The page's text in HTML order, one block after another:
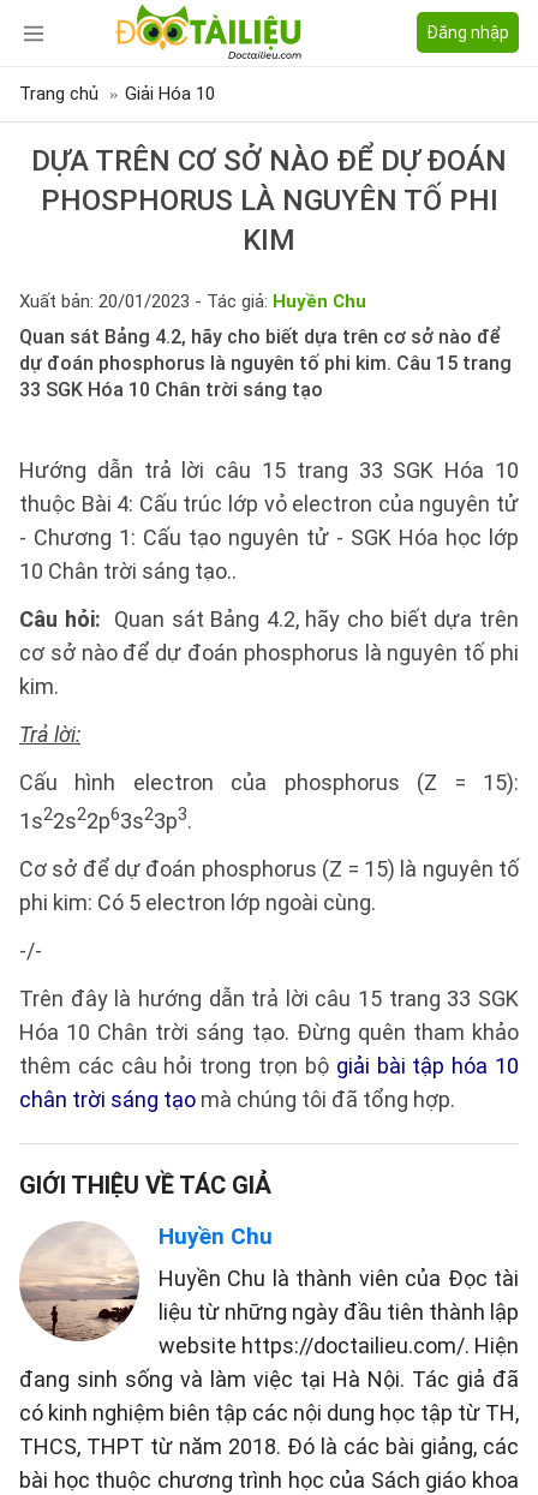
Đăng nhập
Trang chủ Giải Hóa 10
DỰA TRÊN CƠ SỞ NÀO ĐỂ DỰ ĐOÁN
PHOSPHORUS LÀ NGUYÊN TỐ PHI
KIM
Xuất bản: 20/01/2023 - Tác giả: Huyền Chu
Quan sát Bảng 4.2, hãy cho biết dựa trên cơ sở nào để
dự đoán phosphorus là nguyên tố phi kim. Câu 15 trang
33 SGK Hóa 10 Chân trời sáng tạo
Hướng dẫn trả lời câu 15 trang 33 SGK Hóa 10
thuộc Bài 4: Cấu trúc lớp vỏ electron của nguyên tử
- Chương 1: Cấu tạo nguyên tử - SGK Hóa học lớp
10 Chân trời sáng tạo..
Câu hỏi:
Quan sát Bảng 4.2, hãy cho biết dựa trên
cơ sở nào để dự đoán phosphorus là nguyên tố phi
kim.
Trả lời:
Cấu hình electron của phosphorus (Z = 15):
1s22s22p63s23p3.
Cơ sở để dự đoán phosphorus (Z = 15) là nguyên tố
phi kim: Có 5 electron lớp ngoài cùng.
-/-
Trên đây là hướng dẫn trả lời câu 15 trang 33 SGK
Hóa 10 Chân trời sáng tạo. Đừng quên tham khảo
thêm các câu hỏi trong trọn bộ giải bài tập hóa 10
chân trời sáng tạo mà chúng tôi đã tổng hợp.
GIỚI THIỆU VỀ TÁC GIẢ
Huyền Chu
Huyền Chu là thành viên của Đọc tài
liệu từ những ngày đầu tiên thành lập
website https://doctailieu.com/. Hiện
đang sinh sống và làm việc tại Hà Nội. Tác giả đã
có kinh nghiệm biên tập các nội dung học tập từ TH,
THCS, THPT từ năm 2018. Đó là các bài giảng, các
bài học thuộc chương trình học của Sách giáo khoa